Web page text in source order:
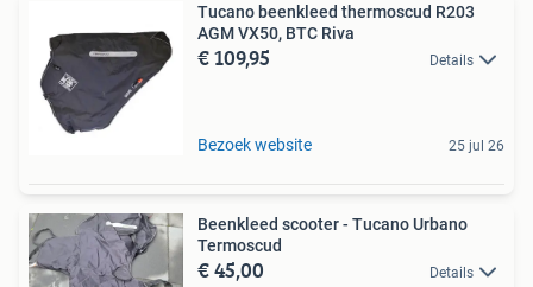
Tucano beenkleed thermoscud R203
AGM VX50, BTC Riva
€ 109,95 Details
Bezoek website 25 jul 26
Beenkleed scooter - Tucano Urbano
Termoscud
€ 45,00 Details